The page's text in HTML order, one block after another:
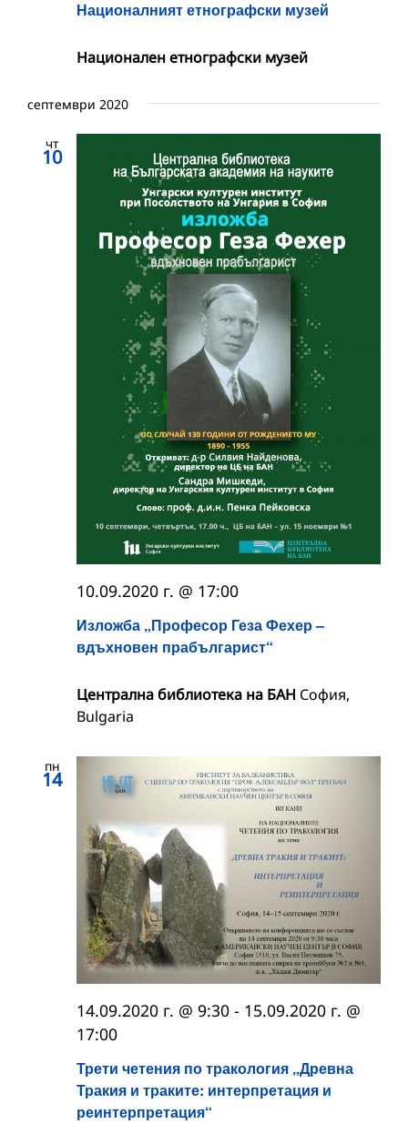
Националният етнографски музей
Национален етнографски музей
септември 2020
чт
10
Изложба „Професор Геза Фехер –
вдъхновен прабългарист“
10.09.2020 г. @ 17:00
Централна библиотека на БАН София,
Bulgaria
пн
14
Трети четения по тракология „Древна
Тракия и траките: интерпретация и
реинтерпретация“
14.09.2020 г. @ 9:30 - 15.09.2020 г. @
17:00